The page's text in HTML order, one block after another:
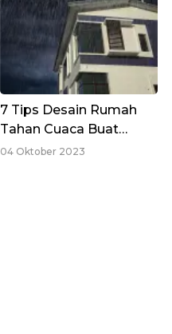
7 Tips Desain Rumah
Tahan Cuaca Buat
Suasana Lebih Sejuk
04 Oktober 2023